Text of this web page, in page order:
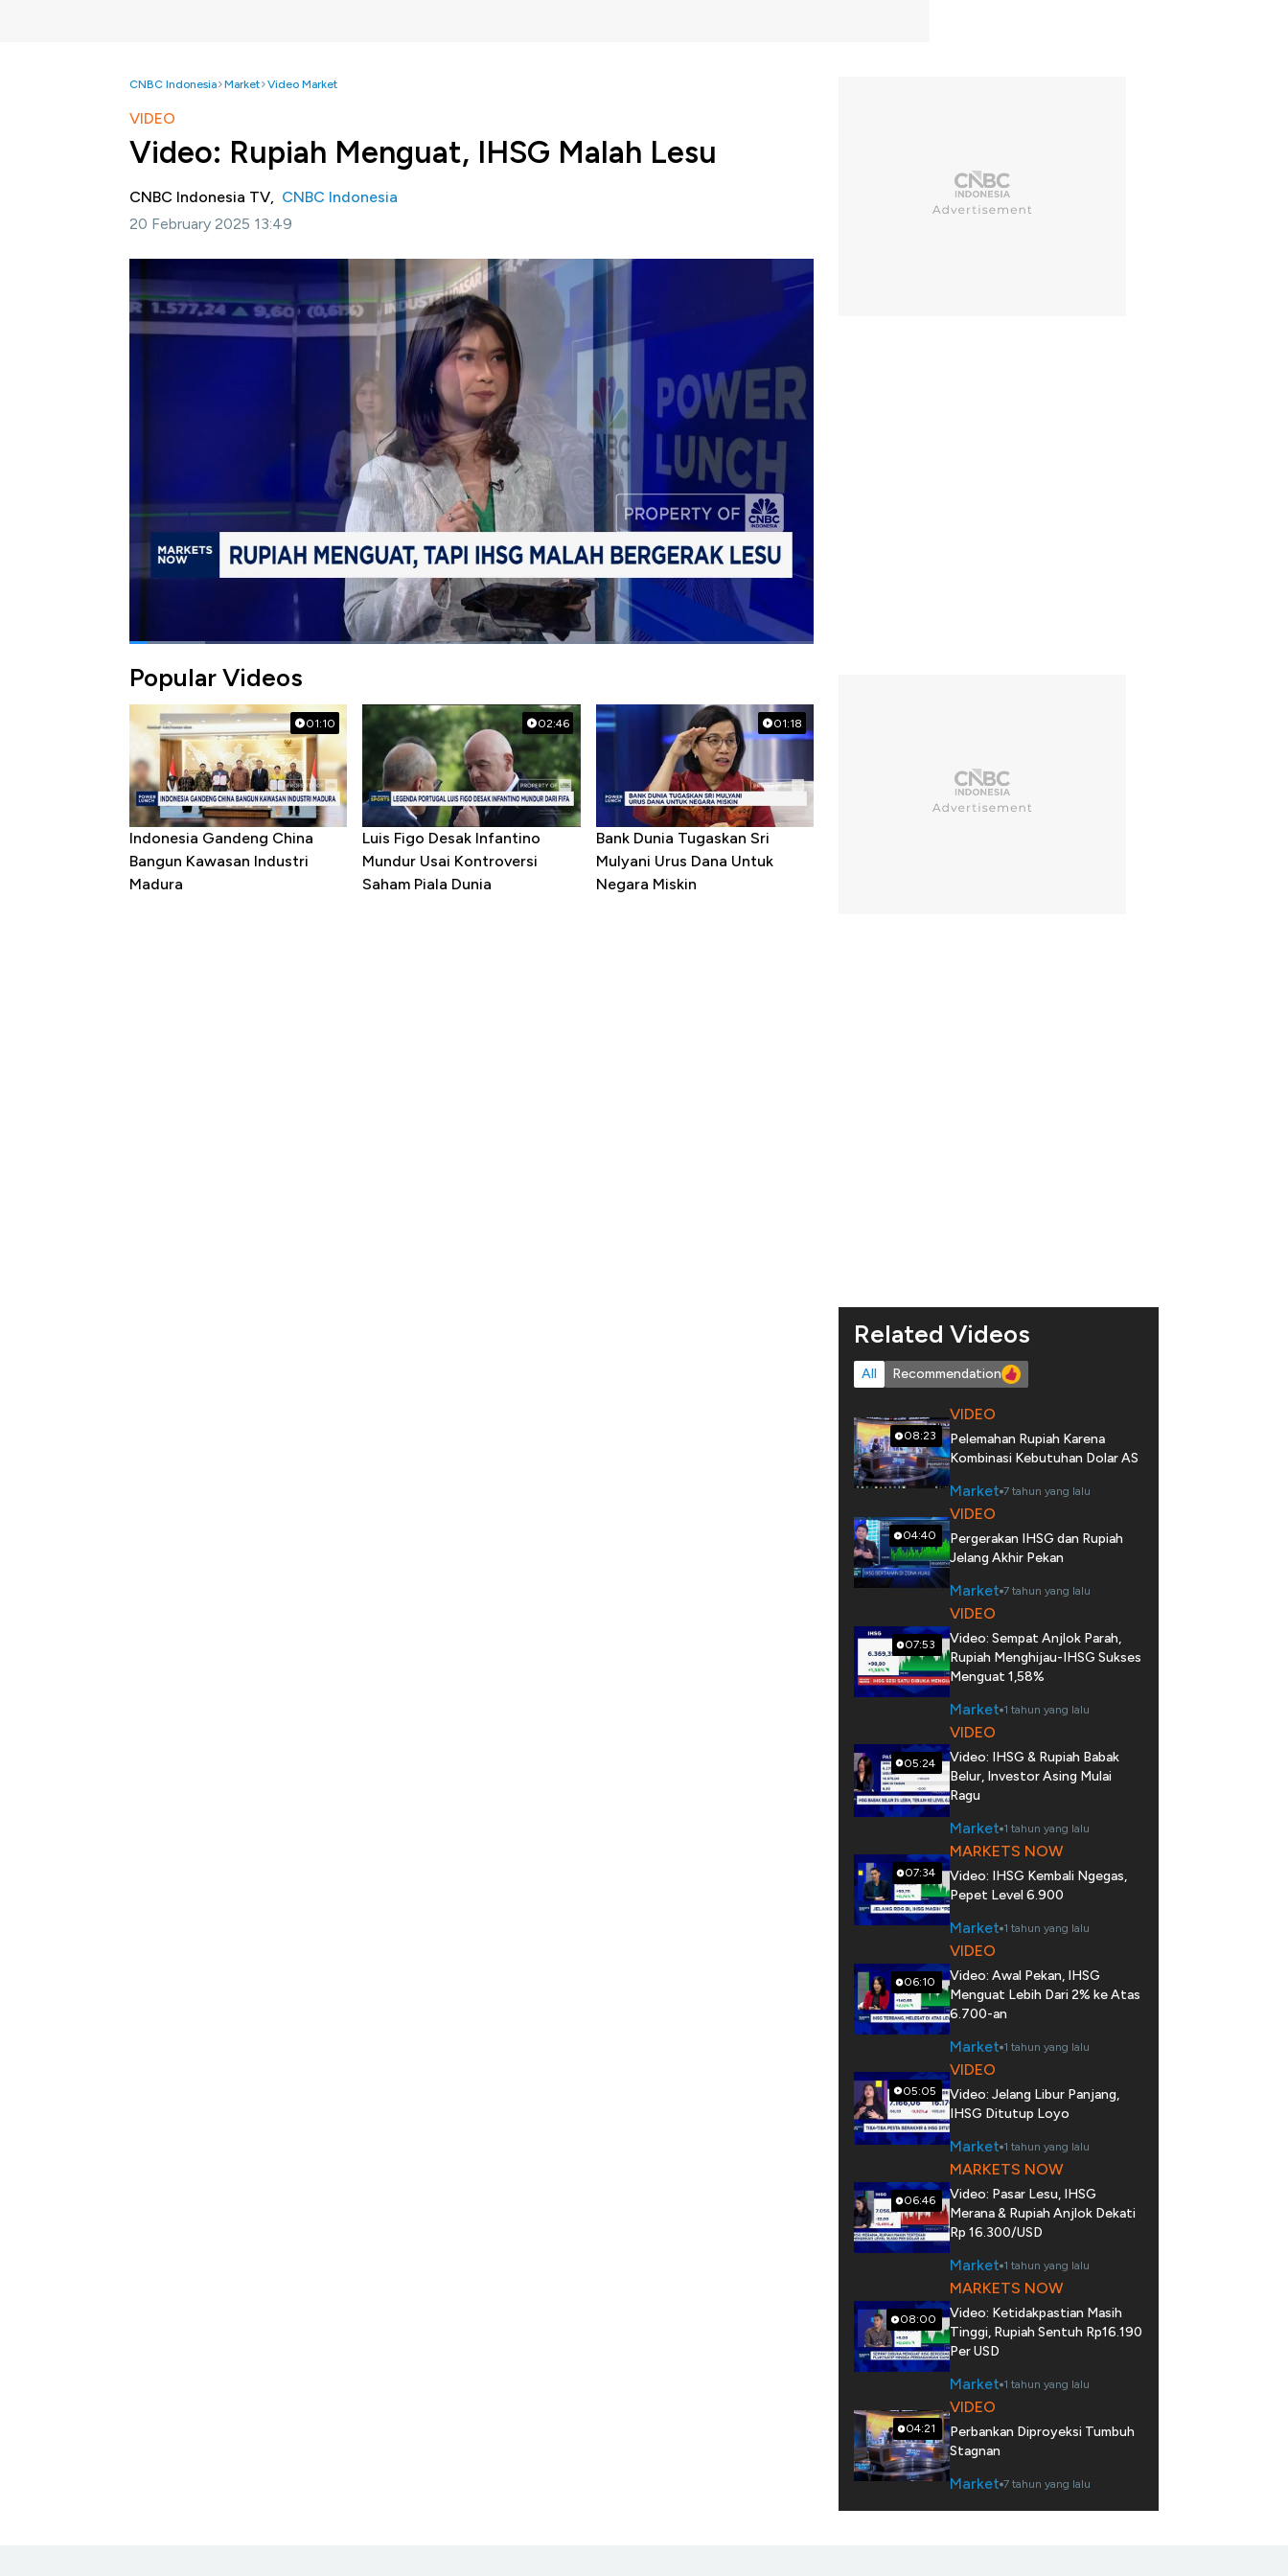
CNBC Indonesia Market Video Market
VIDEO
Video: Rupiah Menguat, IHSG Malah Lesu
CNBC Indonesia TV, CNBC Indonesia
20 February 2025 13:49
- Sejumlah faktor mempengaruhi pergerakan IHSG hari ini. Dari sisi
eksternal, The Fed, diyakini belum akan memangkas suku bunga. Sementara dari domestik, yakni soal
keputusan BI untuk menahan suku bunga hingga transaksi berjalan yang masih negatif dan neraca
berjalan.
Selengkapnya saksikan dialog Bunga Cinka bersama Analyst CNBC Indonesia Research Revo Gilang
Virdaus di Program Power Lunch CNBC Indonesia, Kamis (20/02/2025).
#ihsg #rupiah
Popular Videos
01:10
Indonesia Gandeng China
Bangun Kawasan Industri
Madura
02:46
Luis Figo Desak Infantino
Mundur Usai Kontroversi
Saham Piala Dunia
01:18
Bank Dunia Tugaskan Sri
Mulyani Urus Dana Untuk
Negara Miskin
Related Videos
All Recommendation
08:23
VIDEO
Pelemahan Rupiah Karena
Kombinasi Kebutuhan Dolar AS
Market 7 tahun yang lalu
04:40
VIDEO
Pergerakan IHSG dan Rupiah
Jelang Akhir Pekan
Market 7 tahun yang lalu
07:53
VIDEO
Video: Sempat Anjlok Parah,
Rupiah Menghijau-IHSG Sukses
Menguat 1,58%
Market 1 tahun yang lalu
05:24
VIDEO
Video: IHSG & Rupiah Babak
Belur, Investor Asing Mulai
Ragu
Market 1 tahun yang lalu
07:34
MARKETS NOW
Video: IHSG Kembali Ngegas,
Pepet Level 6.900
Market 1 tahun yang lalu
06:10
VIDEO
Video: Awal Pekan, IHSG
Menguat Lebih Dari 2% ke Atas
6.700-an
Market 1 tahun yang lalu
05:05
VIDEO
Video: Jelang Libur Panjang,
IHSG Ditutup Loyo
Market 1 tahun yang lalu
06:46
MARKETS NOW
Video: Pasar Lesu, IHSG
Merana & Rupiah Anjlok Dekati
Rp 16.300/USD
Market 1 tahun yang lalu
08:00
MARKETS NOW
Video: Ketidakpastian Masih
Tinggi, Rupiah Sentuh Rp16.190
Per USD
Market 1 tahun yang lalu
04:21
VIDEO
Perbankan Diproyeksi Tumbuh
Stagnan
Market 7 tahun yang lalu